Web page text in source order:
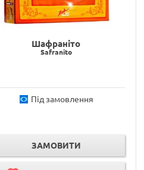
Шафраніто
Safranito
Під замовлення
ЗАМОВИТИ